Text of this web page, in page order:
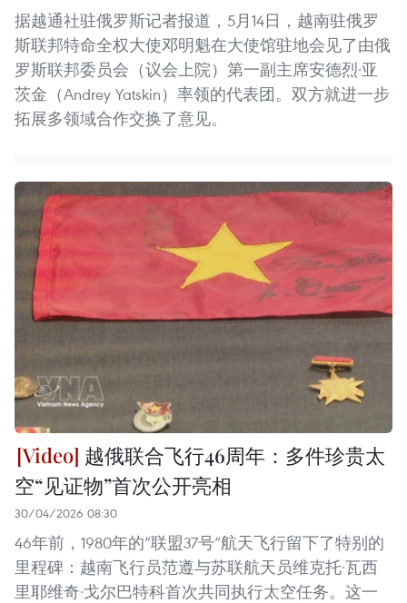
据越通社驻俄罗斯记者报道，5月14日，越南驻俄罗
斯联邦特命全权大使邓明魁在大使馆驻地会见了由俄
罗斯联邦委员会（议会上院）第一副主席安德烈·亚
茨金（Andrey Yatskin）率领的代表团。双方就进一步
拓展多领域合作交换了意见。
越俄联合飞行46周年：多件珍贵太
空“见证物”首次公开亮相
30/04/2026 08:30
46年前，1980年的“联盟37号”航天飞行留下了特别的
里程碑：越南飞行员范遵与苏联航天员维克托·瓦西
里耶维奇·戈尔巴特科首次共同执行太空任务。这一